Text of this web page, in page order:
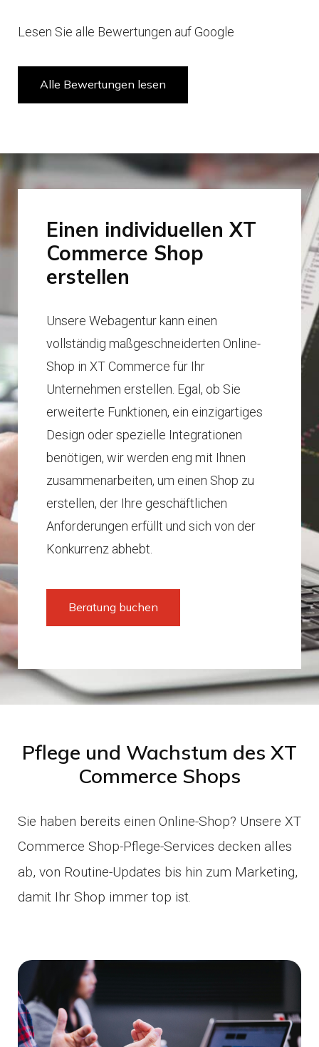
Lesen Sie alle Bewertungen auf Google
Alle Bewertungen lesen
Einen individuellen XT
Commerce Shop
erstellen
Unsere Webagentur kann einen
vollständig maßgeschneiderten Online-
Shop in XT Commerce für Ihr
Unternehmen erstellen. Egal, ob Sie
erweiterte Funktionen, ein einzigartiges
Design oder spezielle Integrationen
benötigen, wir werden eng mit Ihnen
zusammenarbeiten, um einen Shop zu
erstellen, der Ihre geschäftlichen
Anforderungen erfüllt und sich von der
Konkurrenz abhebt.
Beratung buchen
Pflege und Wachstum des XT
Commerce Shops
Sie haben bereits einen Online-Shop? Unsere XT
Commerce Shop-Pflege-Services decken alles
ab, von Routine-Updates bis hin zum Marketing,
damit Ihr Shop immer top ist.